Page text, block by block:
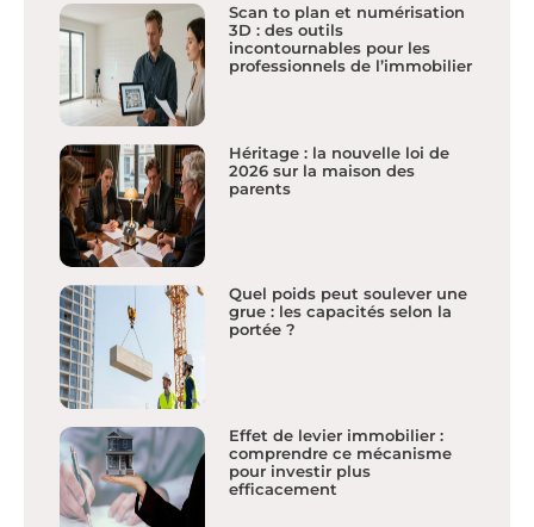
Scan to plan et numérisation
3D : des outils
incontournables pour les
professionnels de l’immobilier
Héritage : la nouvelle loi de
2026 sur la maison des
parents
Quel poids peut soulever une
grue : les capacités selon la
portée ?
Effet de levier immobilier :
comprendre ce mécanisme
pour investir plus
efficacement